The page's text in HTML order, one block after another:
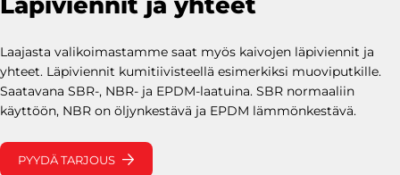
VOT
Teleskooppikartiot
Korotusrenkaat
Valurautakansistot
Väliseinät
Läpiviennit ja yhteet
Valuliittymät muoviputkille
Laajasta valikoimastamme saat myös kaivojen läpiviennit ja
yhteet. Läpiviennit kumitiivisteellä esimerkiksi muoviputkille.
Saatavana SBR-, NBR- ja EPDM-laatuina. SBR normaaliin
käyttöön, NBR on öljynkestävä ja EPDM lämmönkestävä.
PYYDÄ TARJOUS